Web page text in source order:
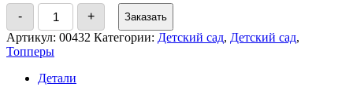
-
Количество
товара
Топпер
"
С
днём
воспитателя"
+ Заказать
Артикул: 00432 Категории: Детский сад, Детский сад,
Топперы
Детали